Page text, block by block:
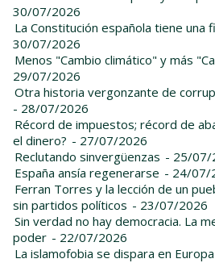
30/07/2026
La Constitución española tiene una
30/07/2026
Menos "Cambio climático" y más
29/07/2026
Otra historia vergonzante de
- 28/07/2026
Récord de impuestos; récord de
el dinero? - 27/07/2026
Reclutando sinvergüenzas - 25/07/
España ansía regenerarse - 24/07/
Ferran Torres y la lección de un
sin partidos políticos - 23/07/2026
Sin verdad no hay democracia. La
poder - 22/07/2026
La islamofobia se dispara en Europa